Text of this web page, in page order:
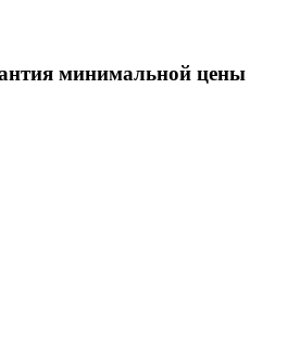
минимальной цены